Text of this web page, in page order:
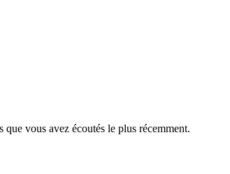
vous avez écoutés le plus récemment.